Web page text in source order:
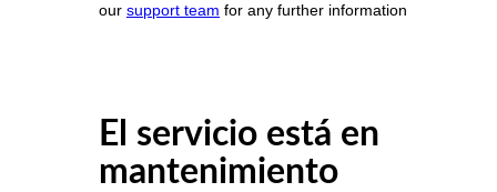
our support team for any further information
El servicio está en
mantenimiento